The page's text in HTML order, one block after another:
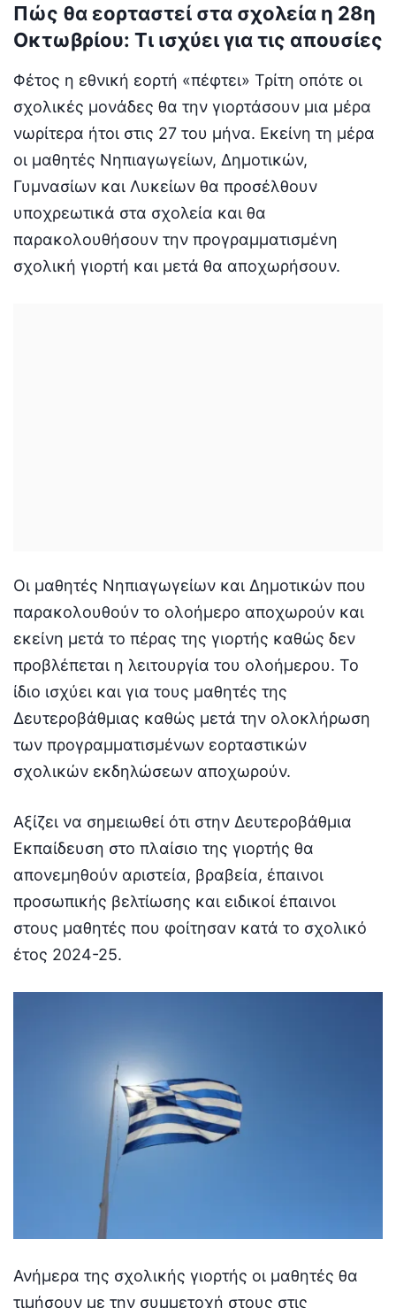
Πώς θα εορταστεί στα σχολεία η 28η
Οκτωβρίου: Τι ισχύει για τις απουσίες
Φέτος η εθνική εορτή «πέφτει» Τρίτη οπότε οι
σχολικές μονάδες θα την γιορτάσουν μια μέρα
νωρίτερα ήτοι στις 27 του μήνα. Εκείνη τη μέρα
οι μαθητές Νηπιαγωγείων, Δημοτικών,
Γυμνασίων και Λυκείων θα προσέλθουν
υποχρεωτικά στα σχολεία και θα
παρακολουθήσουν την προγραμματισμένη
σχολική γιορτή και μετά θα αποχωρήσουν.
Οι μαθητές Νηπιαγωγείων και Δημοτικών που
παρακολουθούν το ολοήμερο αποχωρούν και
εκείνη μετά το πέρας της γιορτής καθώς δεν
προβλέπεται η λειτουργία του ολοήμερου. Το
ίδιο ισχύει και για τους μαθητές της
Δευτεροβάθμιας καθώς μετά την ολοκλήρωση
των προγραμματισμένων εορταστικών
σχολικών εκδηλώσεων αποχωρούν.
Αξίζει να σημειωθεί ότι στην Δευτεροβάθμια
Εκπαίδευση στο πλαίσιο της γιορτής θα
απονεμηθούν αριστεία, βραβεία, έπαινοι
προσωπικής βελτίωσης και ειδικοί έπαινοι
στους μαθητές που φοίτησαν κατά το σχολικό
έτος 2024-25.
Ανήμερα της σχολικής γιορτής οι μαθητές θα
τιμήσουν με την συμμετοχή στους στις